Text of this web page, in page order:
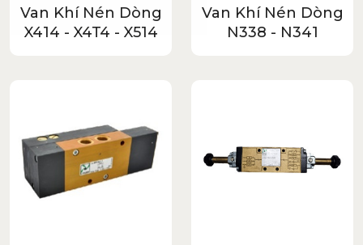
Van Khí Nén Dòng
X414 - X4T4 - X514
Van Khí Nén Dòng
N338 - N341